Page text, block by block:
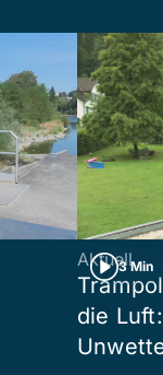
3 Min
Aktuell
die